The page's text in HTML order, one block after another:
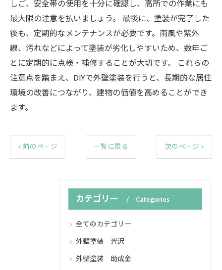
しご、安全帯の使用を十分に確認し、高所での作業にも
最大限の注意を払いましょう。 最後に、塗装が完了した
後も、定期的なメンテナンスが必要です。雨風や紫外
線、汚れなどによって塗装が劣化しやすいため、数年ご
とに定期的に点検・補修することが大切です。 これらの
注意点を踏まえ、DIYで外壁塗装を行うと、長期的な居住
環境の改善につながり、建物の価値を高めることができ
ます。
< 前のページ 一覧に戻る 次のページ >
カテゴリー Categories
全てのカテゴリー
外壁塗装 光沢
外壁塗装 助成金